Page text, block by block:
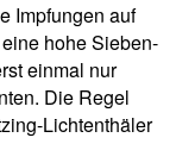
Impfungen auf
hohe Sieben-
einmal nur
Die Regel
Lichtenthäler